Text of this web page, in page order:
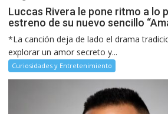
Luccas Rivera le pone ritmo a lo
estreno de su nuevo sencillo
*La canción deja de lado el drama
explorar un amor secreto y...
Curiosidades y Entretenimiento